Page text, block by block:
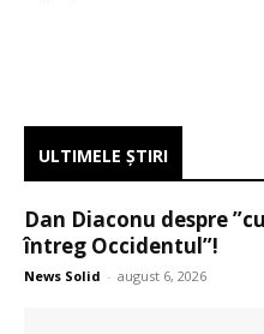
ULTIMELE ŞTIRI
Dan Diaconu despre
întreg Occidentul”!
News Solid - august 6, 2026